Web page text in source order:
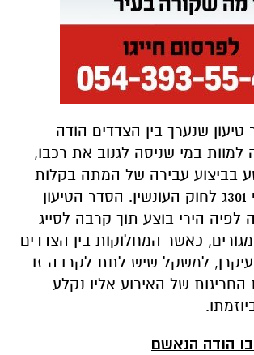
שנערך בין הצדדים הודה
למוות במי שניסה לגנוב את רכבו,
בביצוע עבירה של המתה בקלות
דעת לפי סעיף 301ג לחוק העונשין. הסדר הטיעון
הירי בוצע תוך קרבה לסייג
כאשר המחלוקות בין הצדדים
למשקל שיש לתת לקרבה זו
החריגות של האירוע אליו נקלע
הודה הנאשם